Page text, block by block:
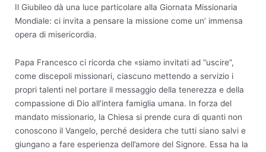
Il Giubileo dà una luce particolare alla Giornata Missionaria
Mondiale: ci invita a pensare la missione come un’ immensa
opera di misericordia.
Papa Francesco ci ricorda che «siamo invitati ad “uscire”,
come discepoli missionari, ciascuno mettendo a servizio i
propri talenti nel portare il messaggio della tenerezza e della
compassione di Dio all’intera famiglia umana. In forza del
mandato missionario, la Chiesa si prende cura di quanti non
conoscono il Vangelo, perché desidera che tutti siano salvi e
giungano a fare esperienza dell’amore del Signore. Essa ha la